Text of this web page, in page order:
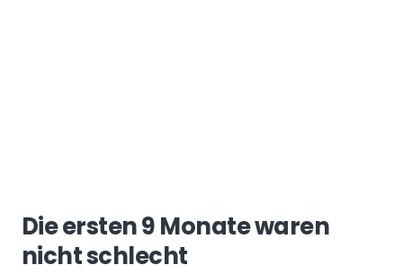
Die ersten 9 Monate waren
nicht schlecht